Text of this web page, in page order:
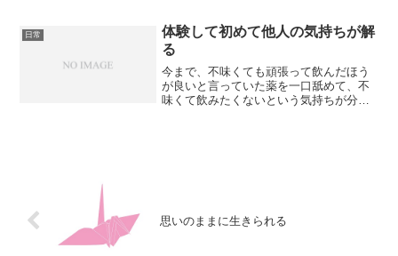
日常
体験して初めて他人の気持ちが解
る
今まで、不味くても頑張って飲んだほう
が良いと言っていた薬を一口舐めて、不
味くて飲みたくないという気持ちが分か
思いのままに生きられる